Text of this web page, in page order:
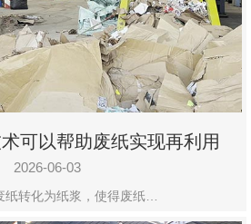
可以帮助废纸实现再利用
2026-06-03
转化为纸浆，使得废纸…